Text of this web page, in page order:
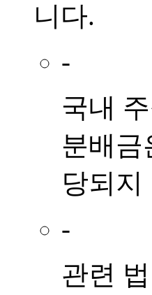
니다.
-
국내
분배금
당되지
-
관련